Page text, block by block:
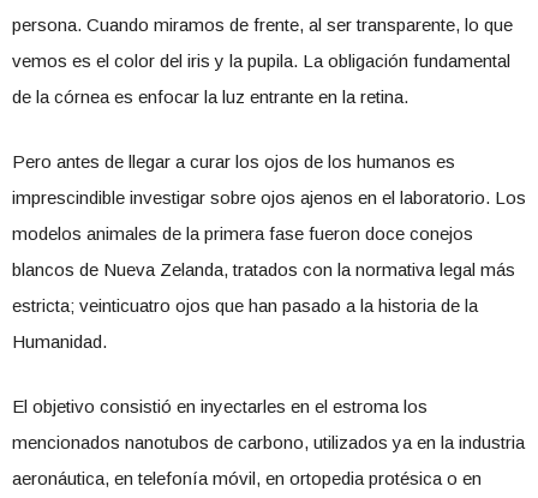
persona. Cuando miramos de frente, al ser transparente, lo que
vemos es el color del iris y la pupila. La obligación fundamental
de la córnea es enfocar la luz entrante en la retina.
Pero antes de llegar a curar los ojos de los humanos es
imprescindible investigar sobre ojos ajenos en el laboratorio. Los
modelos animales de la primera fase fueron doce conejos
blancos de Nueva Zelanda, tratados con la normativa legal más
estricta; veinticuatro ojos que han pasado a la historia de la
Humanidad.
El objetivo consistió en inyectarles en el estroma los
mencionados nanotubos de carbono, utilizados ya en la industria
aeronáutica, en telefonía móvil, en ortopedia protésica o en